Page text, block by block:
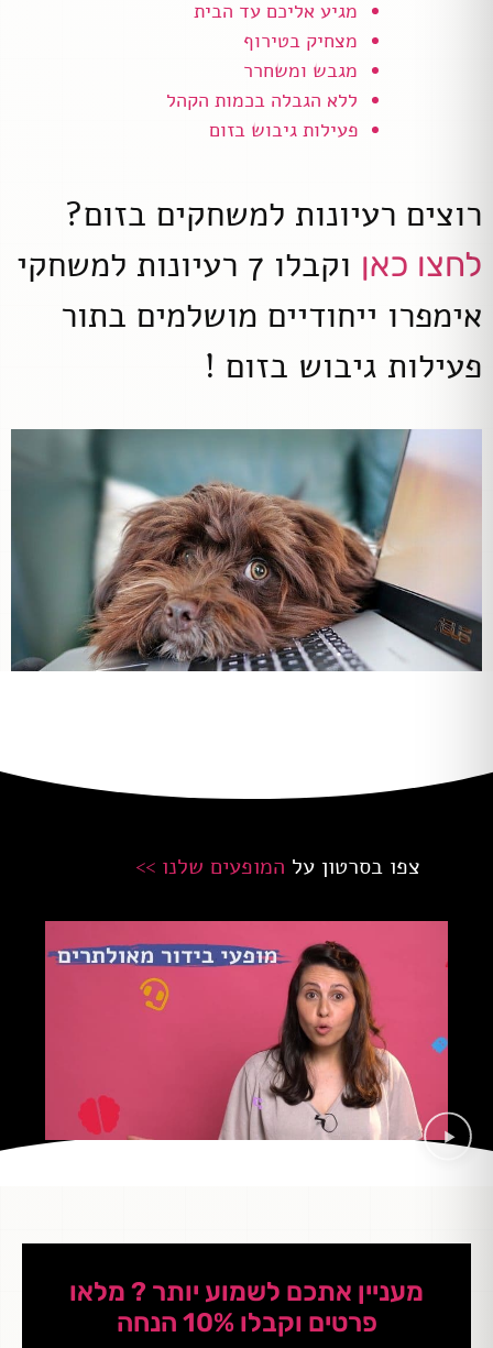
מגיע אליכם עד הבית
מצחיק בטירוף
מגבש ומשחרר
ללא הגבלה בכמות הקהל
פעילות גיבוש בזום
רוצים רעיונות למשחקים בזום?
לחצו כאן
וקבלו 7 רעיונות למשחקי
אימפרו ייחודיים מושלמים בתור
פעילות גיבוש בזום !
צפו בסרטון על המופעים שלנו >>
מעניין אתכם לשמוע יותר ? מלאו
פרטים וקבלו 10% הנחה